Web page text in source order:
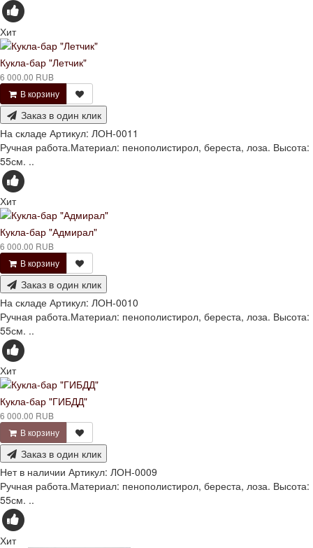
Хит
Кукла-бар "Летчик"
6 000.00 RUB
В корзину
Заказ в один клик
На складе Артикул: ЛОН-0011
Ручная работа.Материал: пенополистирол, береста, лоза. Высота:
55см. ..
Хит
Кукла-бар "Адмирал"
6 000.00 RUB
В корзину
Заказ в один клик
На складе Артикул: ЛОН-0010
Ручная работа.Материал: пенополистирол, береста, лоза. Высота:
55см. ..
Хит
Кукла-бар "ГИБДД"
6 000.00 RUB
В корзину
Заказ в один клик
Нет в наличии Артикул: ЛОН-0009
Ручная работа.Материал: пенополистирол, береста, лоза. Высота:
55см. ..
Хит